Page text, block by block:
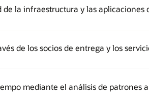
la infraestructura y las aplicaciones
de los socios de entrega y los
mediante el análisis de patrones